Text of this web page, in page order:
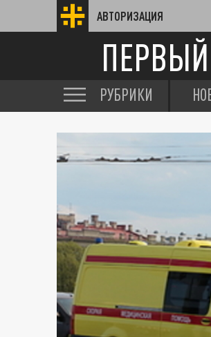
АВТОРИЗАЦИЯ
РУБРИКИ